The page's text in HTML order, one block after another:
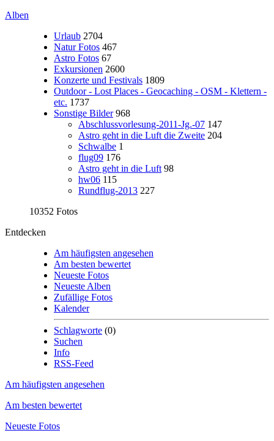
Alben
Urlaub 2704
Natur Fotos 467
Astro Fotos 67
Exkursionen 2600
Konzerte und Festivals 1809
Outdoor - Lost Places - Geocaching - OSM - Klettern -
etc. 1737
Sonstige Bilder 968
Abschlussvorlesung-2011-Jg.-07 147
Astro geht in die Luft die Zweite 204
Schwalbe 1
flug09 176
Astro geht in die Luft 98
hw06 115
Rundflug-2013 227
10352 Fotos
Entdecken
Am häufigsten angesehen
Am besten bewertet
Neueste Fotos
Neueste Alben
Zufällige Fotos
Kalender
Schlagworte (0)
Suchen
Info
RSS-Feed
Am häufigsten angesehen
Am besten bewertet
Neueste Fotos